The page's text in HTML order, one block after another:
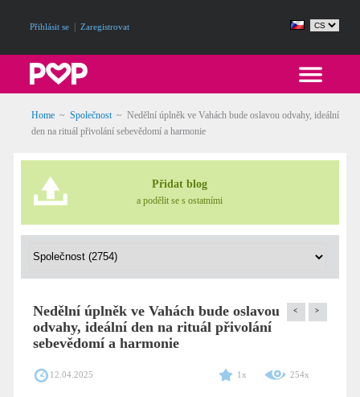
Přihlásit se Zaregistrovat
Home ~ Společnost~ Nedělní úplněk ve Vahách bude oslavou odvahy, ideální
den na rituál přivolání sebevědomí a harmonie
Přidat blog
a podělit se s ostatními
Nedělní úplněk ve Vahách bude oslavou
odvahy, ideální den na rituál přivolání
sebevědomí a harmonie
< >
12.04.2025 1x 254x